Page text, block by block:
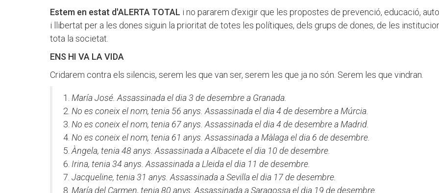
Estem en estat d'ALERTA TOTAL i no pararem d'exigir que les propostes de prevenció, educació,
i llibertat per a les dones siguin la prioritat de totes les polítiques, dels grups de dones, de les
tota la societat.
ENS HI VA LA VIDA
Cridarem contra els silencis, serem les que van ser, serem les que ja no són. Serem les que vindran.
María José. Assassinada el dia 3 de desembre a Granada.
No es coneix el nom, tenia 56 anys. Assassinada el dia 4 de desembre a Múrcia.
No es coneix el nom, tenia 67 anys. Assassinada el dia 4 de desembre a Madrid.
No es coneix el nom, tenia 61 anys. Assassinada a Màlaga el dia 6 de desembre.
Àngela, tenia 48 anys. Assassinada a Albacete el dia 10 de desembre.
Irina, tenia 34 anys. Assassinada a Lleida el dia 11 de desembre.
Jacqueline, tenia 31 anys. Assassinada a Sevilla el dia 17 de desembre.
María del Carmen, tenia 80 anys. Assassinada a Saragossa el dia 19 de desembre.